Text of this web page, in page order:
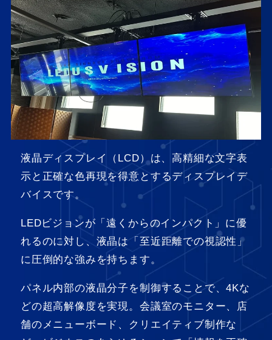
液晶ディスプレイ（LCD）は、高精細な文字表
示と正確な色再現を得意とするディスプレイデ
バイスです。
LEDビジョンが「遠くからのインパクト」に優
れるのに対し、液晶は「至近距離での視認性」
に圧倒的な強みを持ちます。
パネル内部の液晶分子を制御することで、4Kな
どの超高解像度を実現。会議室のモニター、店
舗のメニューボード、クリエイティブ制作な